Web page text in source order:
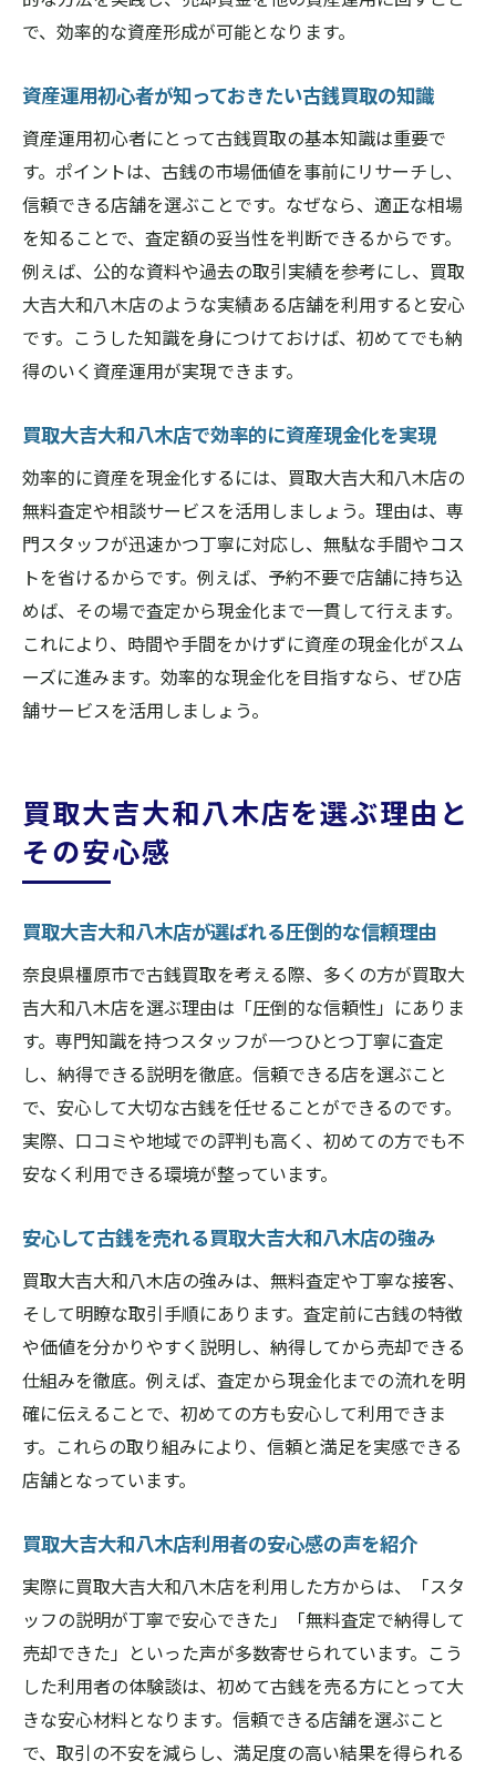
で、効率的な資産形成が可能となります。
資産運用初心者が知っておきたい古銭買取の知識
資産運用初心者にとって古銭買取の基本知識は重要で
す。ポイントは、古銭の市場価値を事前にリサーチし、
信頼できる店舗を選ぶことです。なぜなら、適正な相場
を知ることで、査定額の妥当性を判断できるからです。
例えば、公的な資料や過去の取引実績を参考にし、買取
大吉大和八木店のような実績ある店舗を利用すると安心
です。こうした知識を身につけておけば、初めてでも納
得のいく資産運用が実現できます。
買取大吉大和八木店で効率的に資産現金化を実現
効率的に資産を現金化するには、買取大吉大和八木店の
無料査定や相談サービスを活用しましょう。理由は、専
門スタッフが迅速かつ丁寧に対応し、無駄な手間やコス
トを省けるからです。例えば、予約不要で店舗に持ち込
めば、その場で査定から現金化まで一貫して行えます。
これにより、時間や手間をかけずに資産の現金化がスム
ーズに進みます。効率的な現金化を目指すなら、ぜひ店
舗サービスを活用しましょう。
買取大吉大和八木店を選ぶ理由と
その安心感
買取大吉大和八木店が選ばれる圧倒的な信頼理由
奈良県橿原市で古銭買取を考える際、多くの方が買取大
吉大和八木店を選ぶ理由は「圧倒的な信頼性」にありま
す。専門知識を持つスタッフが一つひとつ丁寧に査定
し、納得できる説明を徹底。信頼できる店を選ぶこと
で、安心して大切な古銭を任せることができるのです。
実際、口コミや地域での評判も高く、初めての方でも不
安なく利用できる環境が整っています。
安心して古銭を売れる買取大吉大和八木店の強み
買取大吉大和八木店の強みは、無料査定や丁寧な接客、
そして明瞭な取引手順にあります。査定前に古銭の特徴
や価値を分かりやすく説明し、納得してから売却できる
仕組みを徹底。例えば、査定から現金化までの流れを明
確に伝えることで、初めての方も安心して利用できま
す。これらの取り組みにより、信頼と満足を実感できる
店舗となっています。
買取大吉大和八木店利用者の安心感の声を紹介
実際に買取大吉大和八木店を利用した方からは、「スタ
ッフの説明が丁寧で安心できた」「無料査定で納得して
売却できた」といった声が多数寄せられています。こう
した利用者の体験談は、初めて古銭を売る方にとって大
きな安心材料となります。信頼できる店舗を選ぶこと
で、取引の不安を減らし、満足度の高い結果を得られる